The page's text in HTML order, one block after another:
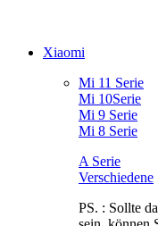
Xiaomi
Mi 11 Serie
Mi 10Serie
Mi 9 Serie
Mi 8 Serie
A Serie
Verschiedene
PS. : Sollte